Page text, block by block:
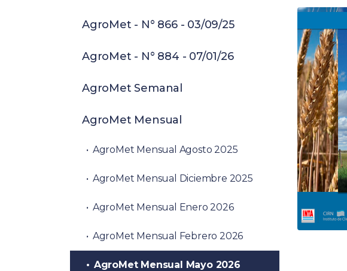
AgroMet - N° 866 - 03/09/25
AgroMet - N° 884 - 07/01/26
AgroMet Semanal
AgroMet Mensual
AgroMet Mensual Agosto 2025
AgroMet Mensual Diciembre 2025
AgroMet Mensual Enero 2026
AgroMet Mensual Febrero 2026
AgroMet Mensual Mayo 2026